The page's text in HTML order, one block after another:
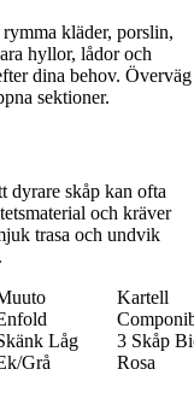
kläder, porslin,
hyllor, lådor och
dina behov. Överväg
sektioner.
dyrare skåp kan ofta
och kräver
trasa och undvik
Låg
Grå
Kartell
3 Skåp
Rosa